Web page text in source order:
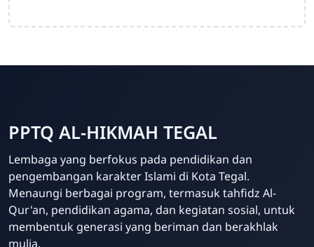
Admin
Online
PPTQ AL-HIKMAH TEGAL
Lembaga yang berfokus pada pendidikan dan
pengembangan karakter Islami di Kota Tegal.
Menaungi berbagai program, termasuk tahfidz Al-
Qur'an, pendidikan agama, dan kegiatan sosial, untuk
membentuk generasi yang beriman dan berakhlak
mulia.